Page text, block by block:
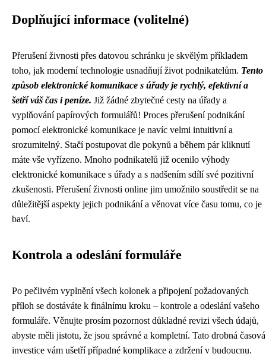
Doplňující informace (volitelné)
Přerušení živnosti přes datovou schránku je skvělým příkladem
toho, jak moderní technologie usnadňují život podnikatelům. Tento
způsob elektronické komunikace s úřady je rychlý, efektivní a
šetří váš čas i peníze. Již žádné zbytečné cesty na úřady a
vyplňování papírových formulářů! Proces přerušení podnikání
pomocí elektronické komunikace je navíc velmi intuitivní a
srozumitelný. Stačí postupovat dle pokynů a během pár kliknutí
máte vše vyřízeno. Mnoho podnikatelů již ocenilo výhody
elektronické komunikace s úřady a s nadšením sdílí své pozitivní
zkušenosti. Přerušení živnosti online jim umožnilo soustředit se na
důležitější aspekty jejich podnikání a věnovat více času tomu, co je
baví.
Kontrola a odeslání formuláře
Po pečlivém vyplnění všech kolonek a připojení požadovaných
příloh se dostáváte k finálnímu kroku – kontrole a odeslání vašeho
formuláře. Věnujte prosím pozornost důkladné revizi všech údajů,
abyste měli jistotu, že jsou správné a kompletní. Tato drobná časová
investice vám ušetří případné komplikace a zdržení v budoucnu.